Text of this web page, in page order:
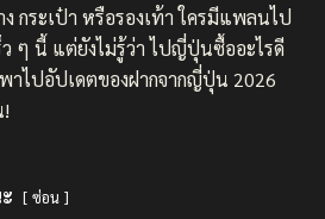
กระเป๋า หรือรองเท้า ใครมีแพลนไป
ๆ นี้ แต่ยังไม่รู้ว่า ไปญี่ปุ่นซื้ออะไรดี
าไปอัปเดตของฝากจากญี่ปุ่น 2026
ซ่อน